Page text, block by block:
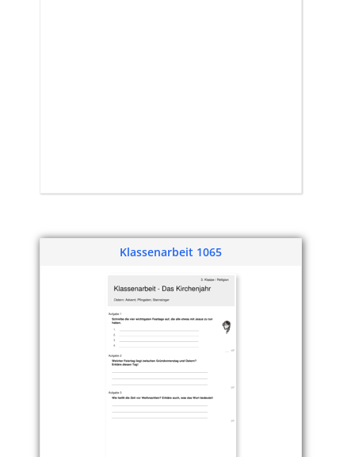
Klassenarbeit 1065